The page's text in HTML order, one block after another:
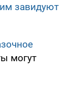
им завидуют
могут